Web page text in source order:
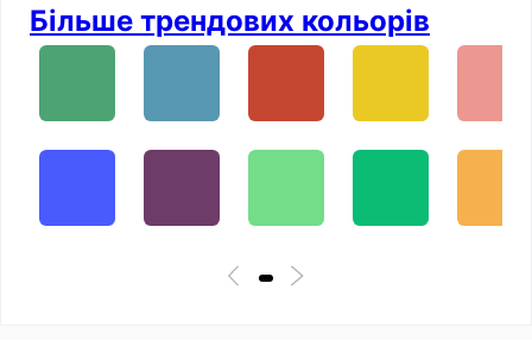
Більше трендових кольорів